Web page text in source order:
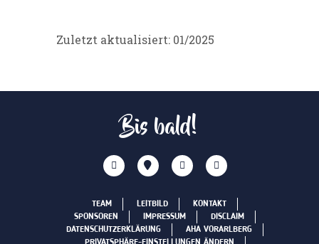
Zuletzt aktualisiert: 01/2025
Bis bald!
TEAM LEITBILD
KONTAKT
SPONSOREN
IMPRESSUM
DISCLAIM
DATENSCHUTZERKLÄRUNG
AHA VORARLBERG